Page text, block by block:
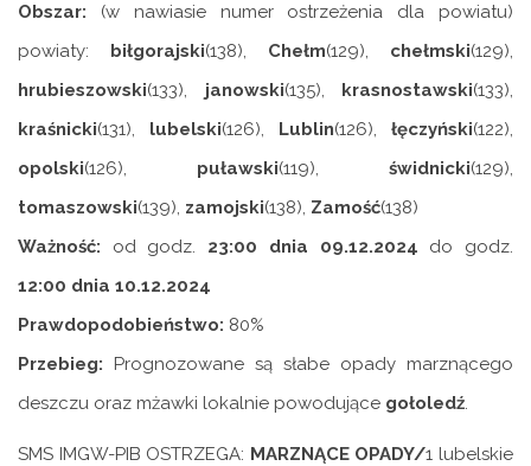
Obszar: (w nawiasie numer ostrzeżenia dla powiatu)
powiaty: biłgorajski(138), Chełm(129), chełmski(129),
hrubieszowski(133), janowski(135), krasnostawski(133),
kraśnicki(131), lubelski(126), Lublin(126), łęczyński(122),
opolski(126), puławski(119), świdnicki(129),
tomaszowski(139), zamojski(138), Zamość(138)
Ważność: od godz. 23:00 dnia 09.12.2024 do godz.
12:00 dnia 10.12.2024
Prawdopodobieństwo: 80%
Przebieg: Prognozowane są słabe opady marznącego
deszczu oraz mżawki lokalnie powodujące gołoledź.
SMS IMGW-PIB OSTRZEGA: MARZNĄCE OPADY/1 lubelskie